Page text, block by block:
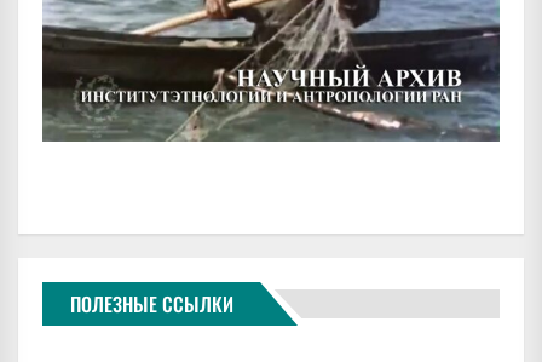
ПОЛЕЗНЫЕ ССЫЛКИ